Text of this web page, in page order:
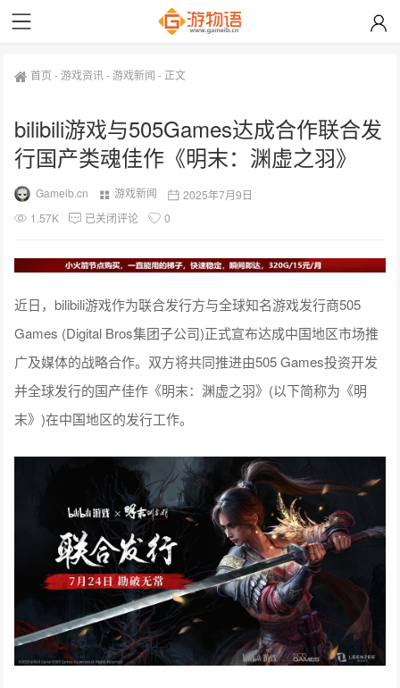
首页 -游戏资讯-游戏新闻 - 正文
bilibili游戏与505Games达成合作联合发
行国产类魂佳作《明末：渊虚之羽》
Gameib.cn 游戏新闻
2025年7月9日
1.57K
已关闭评论 0
近日，bilibili游戏作为联合发行方与全球知名游戏发行商505
Games (Digital Bros集团子公司)正式宣布达成中国地区市场推
广及媒体的战略合作。双方将共同推进由505 Games投资开发
并全球发行的国产佳作《明末：渊虚之羽》(以下简称为《明
末》)在中国地区的发行工作。